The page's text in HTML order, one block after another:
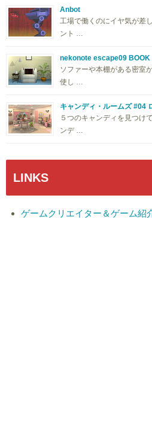
Anbot
工場で働くのにイヤ気が差
ント …
nekonote escape09 BOOK
ソファーや本棚がある密室
使し …
キャンディ・ルームズ #04
５つのキャンディを見つけ
ンデ …
LINKS
ゲームクリエイター＆ゲーム紹